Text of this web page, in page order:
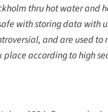
thru hot water and
with storing data with
and are used to
place according to high